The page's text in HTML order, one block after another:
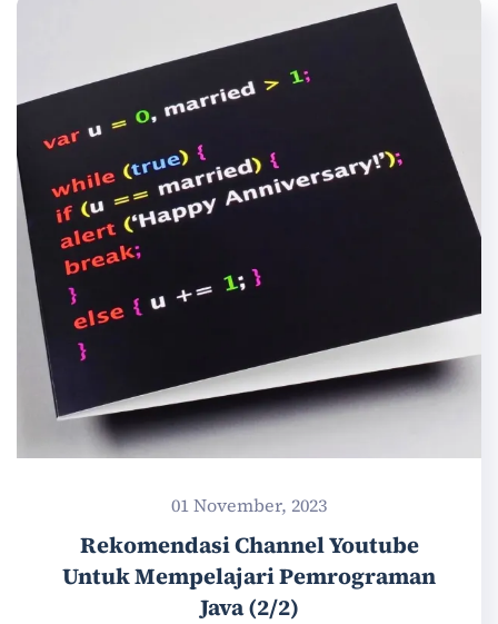
01 November, 2023
Rekomendasi Channel Youtube
Untuk Mempelajari Pemrograman
Java (2/2)